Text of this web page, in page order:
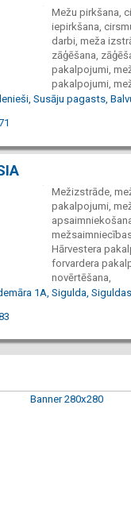
Mežu pirkšana,
iepirkšana,
darbi, meža
zāģēšana,
pakalpojumi,
pakalpojumi,
Susāju pagasts,
Mežizstrāde,
pakalpojumi,
Hārvestera
forvardera
novērtēšana,
1A, Sigulda,